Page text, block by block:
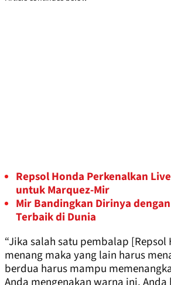
Repsol Honda Perkenalkan
untuk Marquez-Mir
Mir Bandingkan Dirinya
Terbaik di Dunia
“Jika salah satu pembalap
menang maka yang lain harus
berdua harus mampu